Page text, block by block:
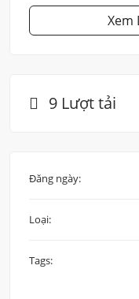
Xem
9 Lượt tải
Đăng ngày:
Loại:
Tags: